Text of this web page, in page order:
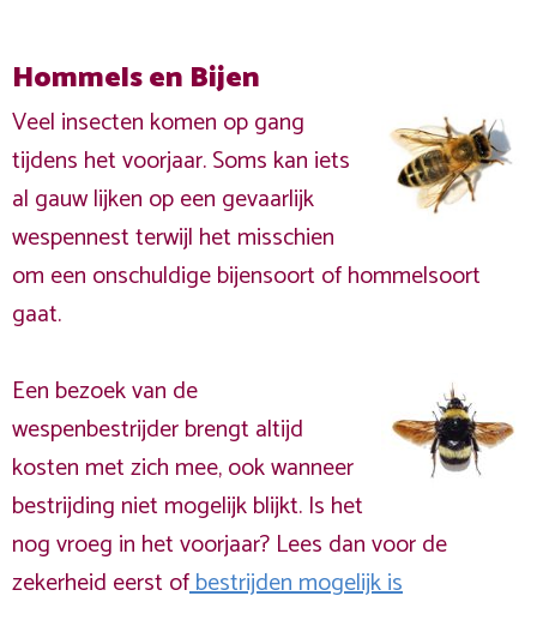
Hommels en Bijen
Veel insecten komen op gang
tijdens het voorjaar. Soms kan iets
al gauw lijken op een gevaarlijk
wespennest terwijl het misschien
om een onschuldige bijensoort of hommelsoort
gaat.
Een bezoek van de
wespenbestrijder brengt altijd
kosten met zich mee, ook wanneer
bestrijding niet mogelijk blijkt. Is het
nog vroeg in het voorjaar? Lees dan voor de
zekerheid eerst ofbestrijden mogelijk is